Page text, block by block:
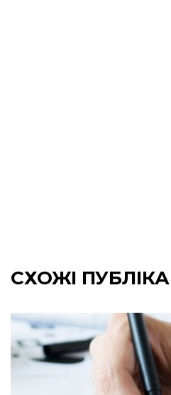
СХОЖІ